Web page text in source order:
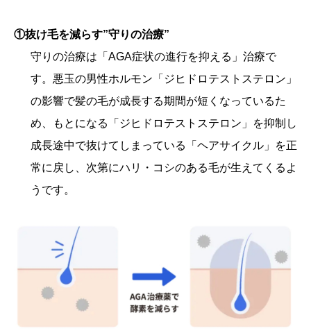
①抜け毛を減らす”守りの治療”
守りの治療は「AGA症状の進行を抑える」治療で
す。悪玉の男性ホルモン「ジヒドロテストステロン」
の影響で髪の毛が成長する期間が短くなっているた
め、もとになる「ジヒドロテストステロン」を抑制し
成長途中で抜けてしまっている「ヘアサイクル」を正
常に戻し、次第にハリ・コシのある毛が生えてくるよ
うです。